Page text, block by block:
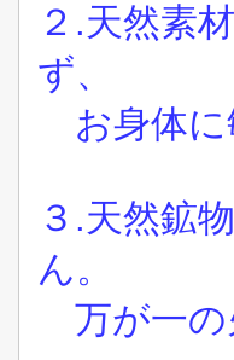
２.天然素
ず、
お身体に
３.天然鉱
ん。
万が一の